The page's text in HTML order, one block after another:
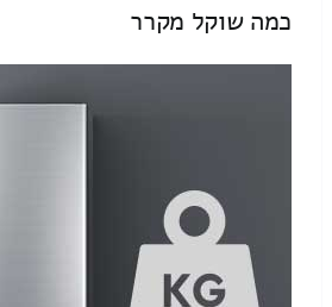
כמה שוקל מקרר